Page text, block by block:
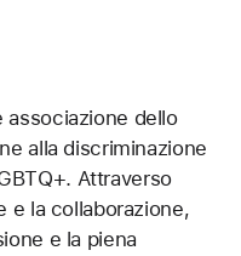
associazione dello
alla discriminazione
Attraverso
e la collaborazione,
e la piena